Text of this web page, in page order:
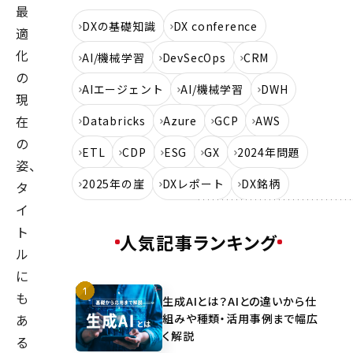
最
適
化
の
現
在
の
姿、
タ
イ
ト
ル
に
も
あ
る
DXの基礎知識
DX conference
AI/機械学習
DevSecOps
CRM
AIエージェント
AI/機械学習
DWH
Databricks
Azure GCP
AWS
ETL
CDP ESG GX
2024年問題
2025年の崖
DXレポート DX銘柄
人気記事ランキング
生成AIとは？AIとの違いから仕
組みや種類・活用事例まで幅広
く解説